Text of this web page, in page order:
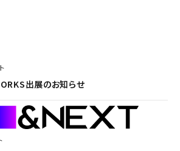
出展のお知らせ
出展のお知らせ
会『&NEXT』を9月4日に初開
じて、経営理念「つなげる・つな
ぐ」を体現〜